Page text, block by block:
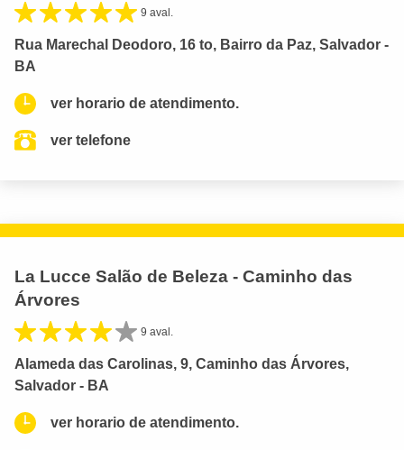
9 aval.
Rua Marechal Deodoro, 16 to, Bairro da Paz, Salvador -
BA
ver horario de atendimento.
ver telefone
La Lucce Salão de Beleza - Caminho das
Árvores
9 aval.
Alameda das Carolinas, 9, Caminho das Árvores,
Salvador - BA
ver horario de atendimento.